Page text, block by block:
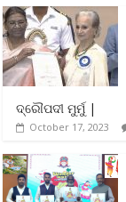
ଦ୍ରୌପଦୀ ମୁର୍ମୁ |
October 17, 2023